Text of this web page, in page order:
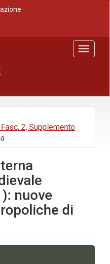
Toggle
2, Supplemento
nuove
di